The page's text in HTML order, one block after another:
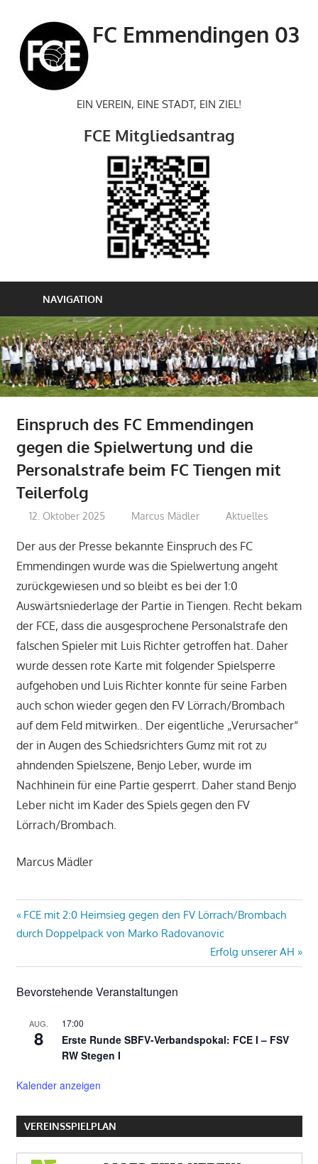
springen
FC Emmendingen 03
EIN VEREIN, EINE STADT, EIN ZIEL!
FCE Mitgliedsantrag
NAVIGATION
Einspruch des FC Emmendingen
gegen die Spielwertung und die
Personalstrafe beim FC Tiengen mit
Teilerfolg
12. Oktober 2025 Marcus Mädler Aktuelles
Der aus der Presse bekannte Einspruch des FC
Emmendingen wurde was die Spielwertung angeht
zurückgewiesen und so bleibt es bei der 1:0
Auswärtsniederlage der Partie in Tiengen. Recht bekam
der FCE, dass die ausgesprochene Personalstrafe den
falschen Spieler mit Luis Richter getroffen hat. Daher
wurde dessen rote Karte mit folgender Spielsperre
aufgehoben und Luis Richter konnte für seine Farben
auch schon wieder gegen den FV Lörrach/Brombach
auf dem Feld mitwirken.. Der eigentliche „Verursacher“
der in Augen des Schiedsrichters Gumz mit rot zu
ahndenden Spielszene, Benjo Leber, wurde im
Nachhinein für eine Partie gesperrt. Daher stand Benjo
Leber nicht im Kader des Spiels gegen den FV
Lörrach/Brombach.
Marcus Mädler
Beitragsnavigation
Vorheriger
Beitrag:
FCE mit 2:0 Heimsieg gegen den FV Lörrach/Brombach
durch Doppelpack von Marko Radovanovic
Nächster
Beitrag:
Erfolg unserer AH
Bevorstehende Veranstaltungen
AUG.
8
17:00
Erste Runde SBFV-Verbandspokal: FCE I – FSV
RW Stegen I
Kalender anzeigen
VEREINSSPIELPLAN